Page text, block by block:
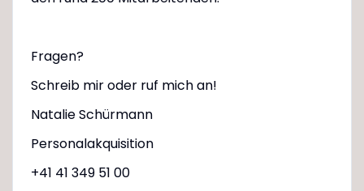
Fragen?
Schreib mir oder ruf mich an!
Natalie Schürmann
Personalakquisition
+41 41 349 51 00